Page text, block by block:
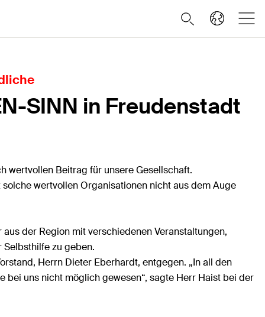
SINN in Freudenstadt
wertvollen Beitrag für unsere Gesellschaft.
wertvollen Organisationen nicht aus dem Auge
der Region mit verschiedenen Veranstaltungen,
zu geben.
Herrn Dieter Eberhardt, entgegen. „In all den
bei uns nicht möglich gewesen“, sagte Herr Haist bei der